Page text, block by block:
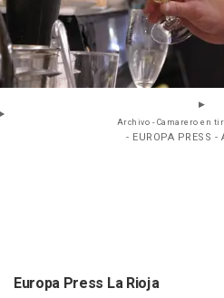
Archivo - Camarero en
- EUROPA PRESS -
Europa Press La Rioja